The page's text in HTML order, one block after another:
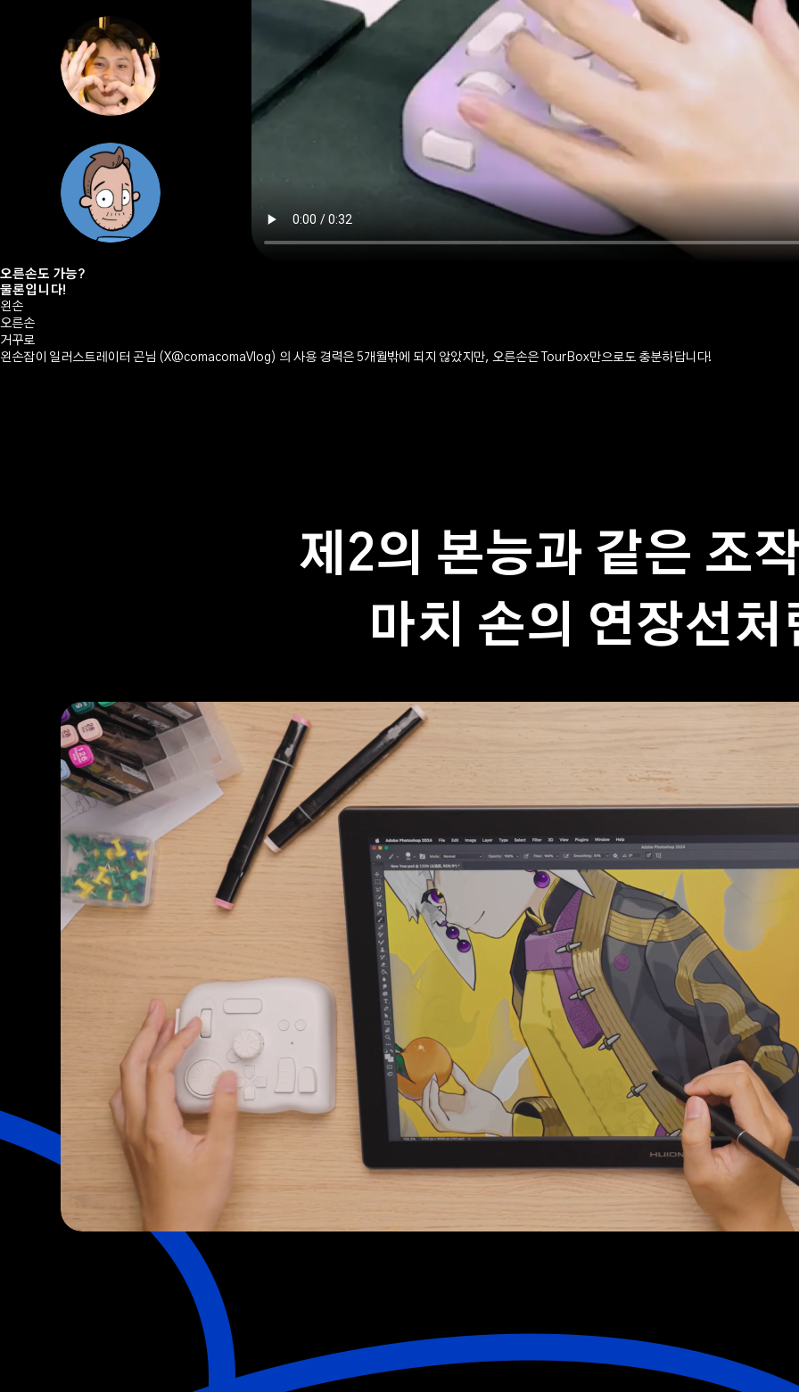
오른손도 가능?
물론입니다!
왼손
오른손
거꾸로
왼손잡이 일러스트레이터 곤님 (X@comacomaVlog) 의 사용 경력은 5개월밖에 되지 않았지만, 오른손은 TourBox만으로도 충분하답니다!
제2의 본능과 같은 조
마치 손의 연장선처